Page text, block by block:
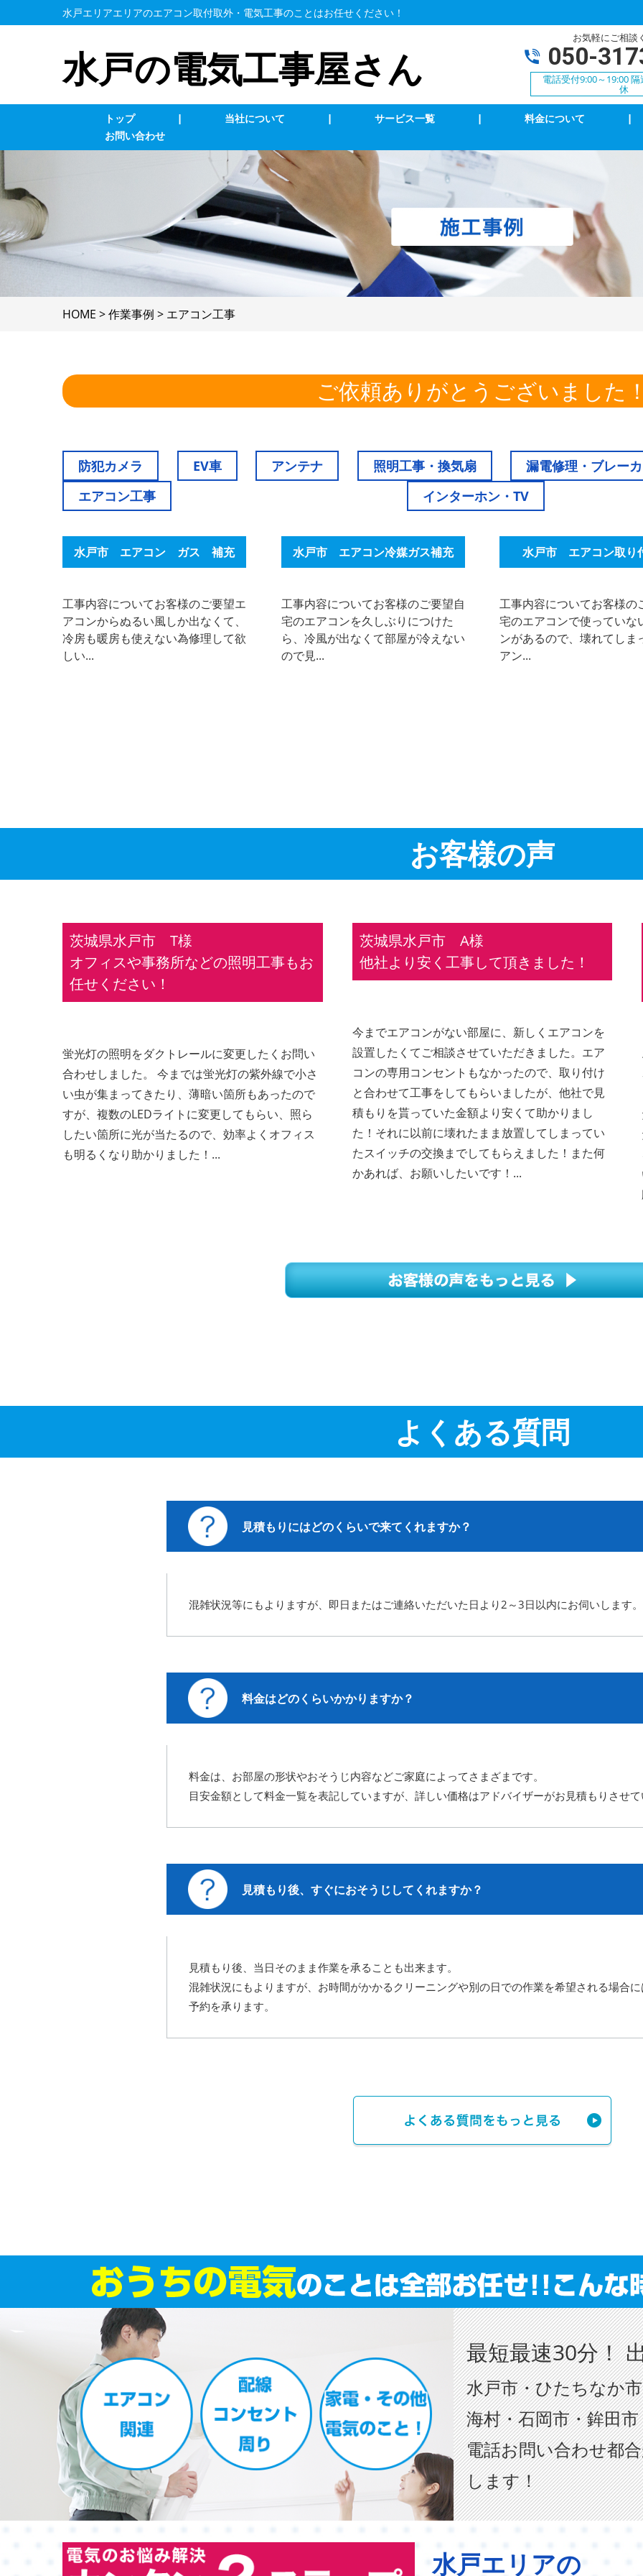
水戸エリアエリアのエアコン取付取外・電気工事のことはお任せください！
水戸の電気工事屋さん
お気軽にご相談
050-
電話受付9:00～19:00
休
トップ | 当社について | サービス一覧
業務用エアコン交換・取付・修理 エアコン修理・取付 TVアンテナ修理・取付
コンセント修理・取付 スイッチ修理・取付
単相３線式切替工事
換気扇等修理・取付 漏電調査・修理
家庭用EV充電工事 4k・8k受信工事
| 料金について |
お問い合わせ
HOME >作業事例 > エアコン工事
ご依頼ありがとうございました！
防犯カメラ EV車 アンテナ 照明工事・換気扇 漏電修理・ブレー
エアコン工事
インターホン・TV
水戸市 エアコン ガス 補充
工事内容についてお客様のご要望エ
アコンからぬるい風しか出なくて、
冷房も暖房も使えない為修理して欲
しい...
水戸市 エアコン冷媒ガス補充
工事内容についてお客様のご要望自
宅のエアコンを久しぶりにつけた
ら、冷風が出なくて部屋が冷えない
ので見...
水戸市 エアコン取り
工事内容についてお客様の
宅のエアコンで使っていな
ンがあるので、壊れてしま
アン...
お客様の声
茨城県水戸市 T様
オフィスや事務所などの照明工事もお
任せください！
蛍光灯の照明をダクトレールに変更したくお問い
合わせしました。 今までは蛍光灯の紫外線で小さ
い虫が集まってきたり、薄暗い箇所もあったので
すが、複数のLEDライトに変更してもらい、照ら
したい箇所に光が当たるので、効率よくオフィス
も明るくなり助かりました！...
茨城県水戸市 A様
他社より安く工事して頂きました！
今までエアコンがない部屋に、新しくエアコンを
設置したくてご相談させていただきました。エア
コンの専用コンセントもなかったので、取り付け
と合わせて工事をしてもらいましたが、他社で見
積もりを貰っていた金額より安くて助かりまし
た！それに以前に壊れたまま放置してしまってい
たスイッチの交換までしてもらえました！また何
かあれば、お願いしたいです！...
よくある質問
見積もりにはどのくらいで来てくれますか？
混雑状況等にもよりますが、即日またはご連絡いただいた日より2～3日以内にお伺いします。
料金はどのくらいかかりますか？
料金は、お部屋の形状やおそうじ内容などご家庭によってさまざまです。
目安金額として料金一覧を表記していますが、詳しい価格はアドバイザーがお見積もりさせて
見積もり後、すぐにおそうじしてくれますか？
見積もり後、当日そのまま作業を承ることも出来ます。
混雑状況にもよりますが、お時間がかかるクリーニングや別の日での作業を希望される場合に
予約を承ります。
最短最速30分！
水戸市・ひたちなか
海村・石岡市・鉾田
電話お問い合わせ都
します！
水戸エリアの